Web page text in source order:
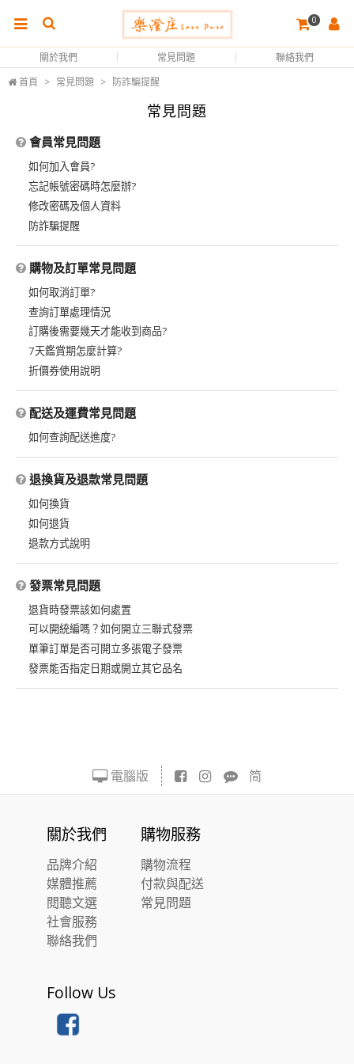
0
關於我們 常見問題
聯絡我們
首頁 > 常見問題 > 防詐騙提醒
常見問題
會員常見問題
如何加入會員?
忘記帳號密碼時怎麼辦?
修改密碼及個人資料
防詐騙提醒
購物及訂單常見問題
如何取消訂單?
查詢訂單處理情況
訂購後需要幾天才能收到商品?
7天鑑賞期怎麼計算?
折價券使用說明
配送及運費常見問題
如何查詢配送進度?
退換貨及退款常見問題
如何換貨
如何退貨
退款方式說明
發票常見問題
退貨時發票該如何處置
可以開統編嗎？如何開立三聯式發票
單筆訂單是否可開立多張電子發票
發票能否指定日期或開立其它品名
電腦版 简
關於我們
品牌介紹
媒體推薦
閱聽文選
社會服務
聯絡我們
購物服務
購物流程
付款與配送
常見問題
Follow Us